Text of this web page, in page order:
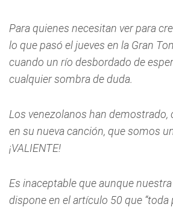
Para quienes necesitan ver para
lo que pasó el jueves en la Gran
cuando un río desbordado de
cualquier sombra de duda.
Los venezolanos han demostrado,
en su nueva canción, que somos
¡VALIENTE!
Es inaceptable que aunque
dispone en el artículo 50 que “toda